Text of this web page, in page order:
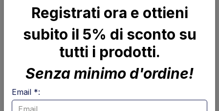
Chiusura quadro comandi ABS CE
AnteoRegistrati ora e ottieni
subito il 5% di sconto su
tutti i prodotti.
Senza minimo d'ordine!
Email *: